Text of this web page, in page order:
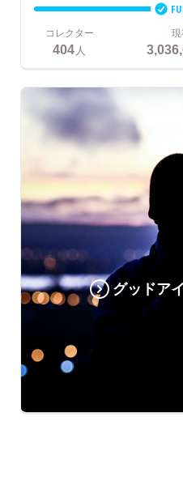
コレクター
404人
グッドア